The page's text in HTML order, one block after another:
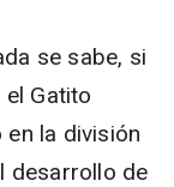
se sabe, si
Gatito
la división
desarrollo de